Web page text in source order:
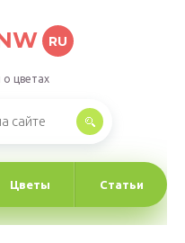
RU
цветах
Цветы Статьи